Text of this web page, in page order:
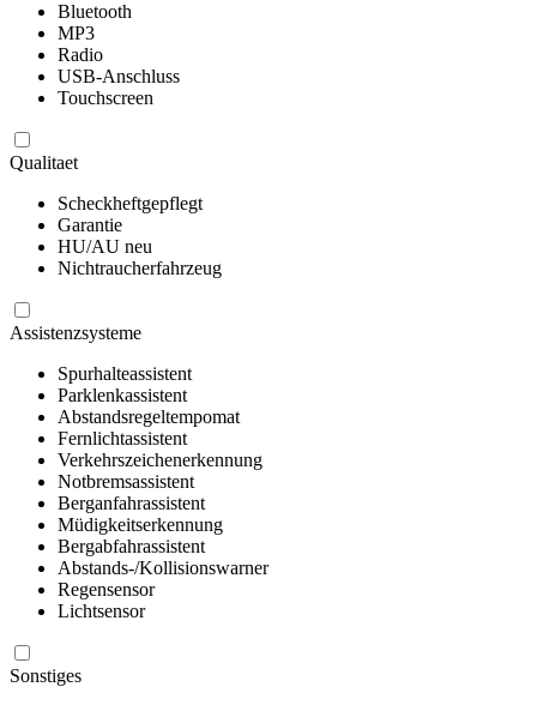
Bluetooth
MP3
Radio
USB-Anschluss
Touchscreen
Qualitaet
Scheckheftgepflegt
Garantie
HU/AU neu
Nichtraucherfahrzeug
Assistenzsysteme
Spurhalteassistent
Parklenkassistent
Abstandsregeltempomat
Fernlichtassistent
Verkehrszeichenerkennung
Notbremsassistent
Berganfahrassistent
Müdigkeitserkennung
Bergabfahrassistent
Abstands-/Kollisionswarner
Regensensor
Lichtsensor
Sonstiges